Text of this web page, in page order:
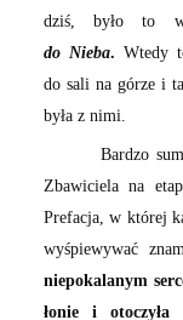
dziś, było to
do Nieba. Wtedy
do sali na górze i
była z nimi.
Bardzo
Zbawiciela na
Prefacja, w której
wyśpiewywać
niepokalanym
łonie i otoczyła